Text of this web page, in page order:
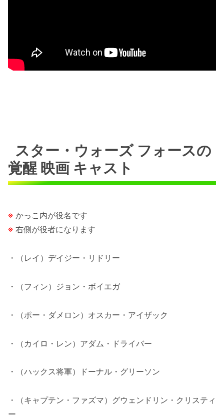
スター・ウォーズ フォースの
覚醒 映画 キャスト
※ かっこ内が役名です
※ 右側が役者になります
・（レイ）デイジー・リドリー
・（フィン）ジョン・ボイエガ
・（ポー・ダメロン）オスカー・アイザック
・（カイロ・レン）アダム・ドライバー
・（ハックス将軍）ドーナル・グリーソン
・（キャプテン・ファズマ）グウェンドリン・クリスティ
ー